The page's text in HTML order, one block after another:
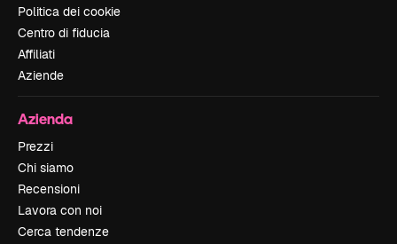
Politica dei cookie
Centro di fiducia
Affiliati
Aziende
Azienda
Prezzi
Chi siamo
Recensioni
Lavora con noi
Cerca tendenze